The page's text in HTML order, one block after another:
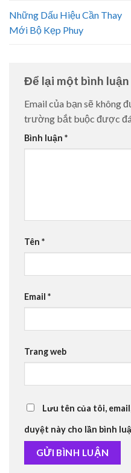
Những Dấu Hiệu Cần Thay
Mới Bộ Kẹp Phuy
Để lại một bình luận
Email của bạn sẽ không
trường bắt buộc được
Bình luận *
Tên *
Email *
Trang web
Lưu tên của tôi,
duyệt này cho lần bình